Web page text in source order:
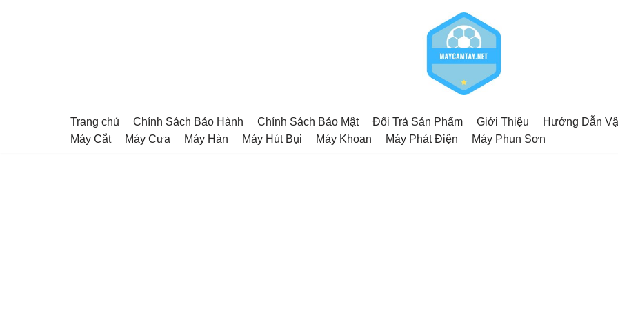
Trang chủ Chính Sách Bảo Hành Chính Sách Bảo Mật Đổi Trả Sản Phẩm Giới Thiệu Hướng Dẫn
Máy Cắt
Máy Cưa Máy Hàn Máy Hút Bụi Máy Khoan Máy Phát Điện Máy Phun Sơn